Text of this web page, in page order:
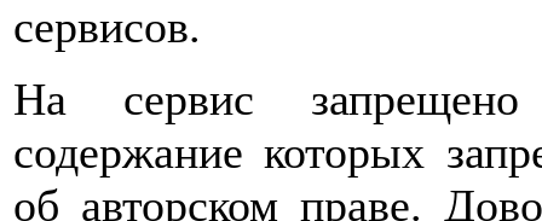
сервисов.
На сервис запрещено
содержание которых
об авторском праве.